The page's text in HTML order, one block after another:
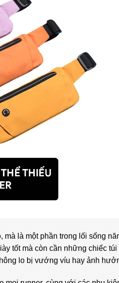
mà là một phần trong lối sống
tốt mà còn cần những chiếc
lo bị vướng víu hay ảnh